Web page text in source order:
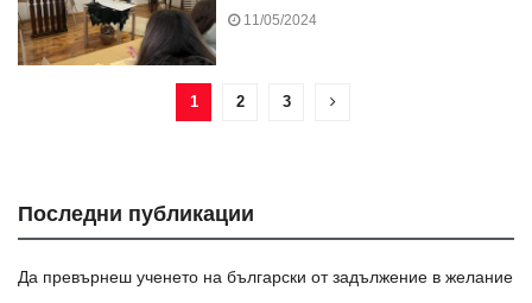
11/05/2024
1 2 3
Последни публикации
Да превърнеш ученето на български от задължение в желание